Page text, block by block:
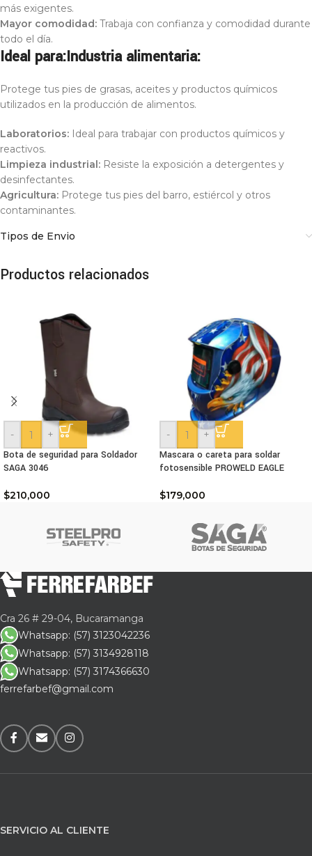
más exigentes.
Mayor comodidad: Trabaja con confianza y comodidad durante
todo el día.
Ideal para:Industria alimentaria:
Protege tus pies de grasas, aceites y productos químicos
utilizados en la producción de alimentos.
Laboratorios: Ideal para trabajar con productos químicos y
reactivos.
Limpieza industrial: Resiste la exposición a detergentes y
desinfectantes.
Agricultura: Protege tus pies del barro, estiércol y otros
contaminantes.
Tipos de Envio
Productos relacionados
-
+
Bota de seguridad para Soldador
SAGA 3046
$210,000
-
+
Mascara o careta para soldar
fotosensible PROWELD EAGLE
$179,000
Cra 26 # 29-04, Bucaramanga
Whatsapp: (57) 3123042236
Whatsapp: (57) 3134928118
Whatsapp: (57) 3174366630
ferrefarbef@gmail.com
SERVICIO AL CLIENTE